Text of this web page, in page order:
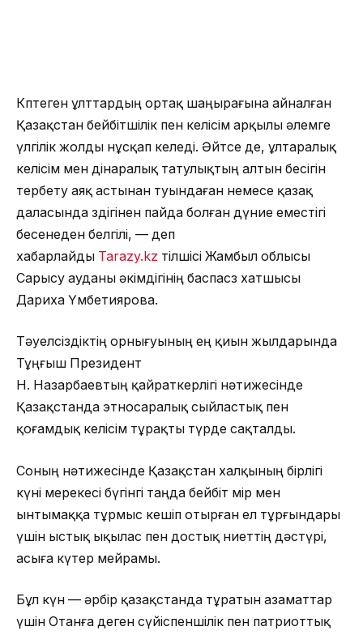
Көптеген ұлттардың ортақ шаңырағына айналған
Қазақстан бейбітшілік пен келісім арқылы әлемге
үлгілік жолды нұсқап келеді. Әйтсе де, ұлтаралық
келісім мен дінаралық татулықтың алтын бесігін
тербету аяқ астынан туындаған немесе қазақ
даласында өздігінен пайда болған дүние еместігі
бесенеден белгілі, — деп
хабарлайды Tarazy.kz тілшісі Жамбыл облысы
Сарысу ауданы әкімдігінің баспасөз хатшысы
Дариха Үмбетиярова.
Тәуелсіздіктің орнығуының ең қиын жылдарында
Тұңғыш Президент
Н. Назарбаевтың қайраткерлігі нәтижесінде
Қазақстанда этносаралық сыйластық пен
қоғамдық келісім тұрақты түрде сақталды.
Соның нәтижесінде Қазақстан халқының бірлігі
күні мерекесі бүгінгі таңда бейбіт өмір мен
ынтымаққа тұрмыс кешіп отырған ел тұрғындары
үшін ыстық ықылас пен достық ниеттің дәстүрі,
асыға күтер мейрамы.
Бұл күн — әрбір қазақстанда тұратын азаматтар
үшін Отанға деген сүйіспеншілік пен патриоттық